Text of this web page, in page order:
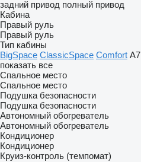
задний привод полный привод
Кабина
Правый руль
Правый руль
Тип кабины
BigSpace ClassicSpace Comfort А7
показать все
Спальное место
Спальное место
Подушка безопасности
Подушка безопасности
Автономный обогреватель
Автономный обогреватель
Кондиционер
Кондиционер
Круиз-контроль (темпомат)